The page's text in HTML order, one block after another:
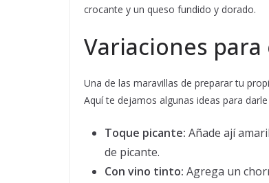
crocante y un queso fundido y dorado.
Variaciones
Una de las maravillas de preparar tu
Aquí te dejamos algunas ideas para
Toque picante: Añade ají
de picante.
Con vino tinto: Agrega un